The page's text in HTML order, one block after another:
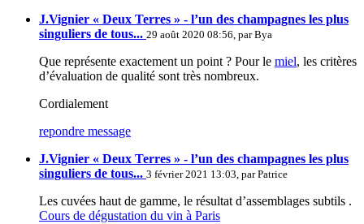
J.Vignier « Deux Terres » - l’un des champagnes les plus
singuliers de tous... 29 août 2020 08:56, parBya
Que représente exactement un point ? Pour le miel, les critères
d’évaluation de qualité sont très nombreux.
Cordialement
repondre message
J.Vignier « Deux Terres » - l’un des champagnes les plus
singuliers de tous... 3 février 2021 13:03, parPatrice
Les cuvées haut de gamme, le résultat d’assemblages subtils .
Cours de dégustation du vin à Paris